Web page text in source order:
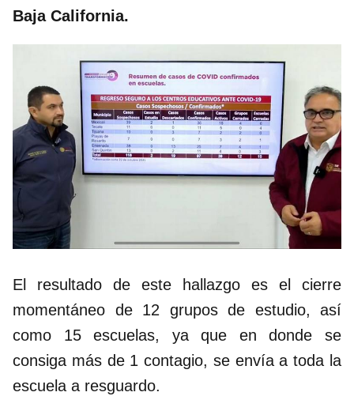
Baja California.
El resultado de este hallazgo es el cierre
momentáneo de 12 grupos de estudio, así
como 15 escuelas, ya que en donde se
consiga más de 1 contagio, se envía a toda la
escuela a resguardo.